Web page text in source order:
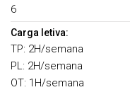
6
Carga letiva:
TP: 2H/semana
PL: 2H/semana
OT: 1H/semana